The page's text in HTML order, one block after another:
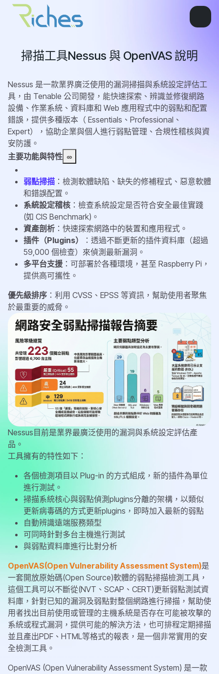
掃描工具Nessus 與 OpenVAS 說明
Nessus 是一款業界廣泛使用的漏洞掃描與系統設定評估工
具，由 Tenable 公司開發，能快速探索、辨識並修復網路
設備、作業系統、資料庫和 Web 應用程式中的弱點和配置
錯誤，提供多種版本（ Essentials、Professional、
Expert），協助企業與個人進行弱點管理、合規性稽核與資
安防護 。
主要功能與特性
弱點掃描 ：檢測軟體缺陷、缺失的修補程式、惡意軟體
和錯誤配置。
系統設定稽核 ：檢查系統設定是否符合安全最佳實踐
(如 CIS Benchmark)。
資產剖析 ：快速探索網路中的裝置和應用程式。
插件（Plugins）
：透過不斷更新的插件資料庫（超過
59,000 個檢查）來偵測最新漏洞。
多平台支援 ：可部署於各種環境，甚至 Raspberry Pi，
提供高可攜性 。
優先級排序 ：利用 CVSS、EPSS 等資訊，幫助使用者聚焦
於最重要的威脅。
Nessus目前是業界最廣泛使用的漏洞與系統設定評估產
品。
工具擁有的特性如下：
各個檢測項目以 Plug-in 的方式組成，新的插件為單位
進行測試。
掃描系統核心與弱點偵測plugins分離的架構，以類似
更新病毒碼的方式更新plugins，即時加入最新的弱點
自動辨識遠端服務類型
可同時針對多台主機進行測試
與弱點資料庫進行比對分析
OpenVAS(Open Vulnerability Assessment System)是
一套開放原始碼(Open Source)軟體的弱點掃描檢測工具，
這個工具可以不斷從(NVT、SCAP、CERT)更新弱點測試資
料庫，針對已知的漏洞及弱點對整個網路進行掃描，幫助使
用者找出目前使用或管理的主機系統是否存在可能被攻擊的
系統或程式漏洞，提供可能的解決方法，也可排程定期掃描
並且產出PDF、HTML等格式的報表，是一個非常實用的安
全檢測工具。
OpenVAS (Open Vulnerability Assessment System) 是一款